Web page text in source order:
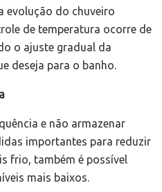
evolução do chuveiro
de temperatura ocorre de
o ajuste gradual da
deseja para o banho.
e não armazenar
importantes para reduzir
frio, também é possível
mais baixos.